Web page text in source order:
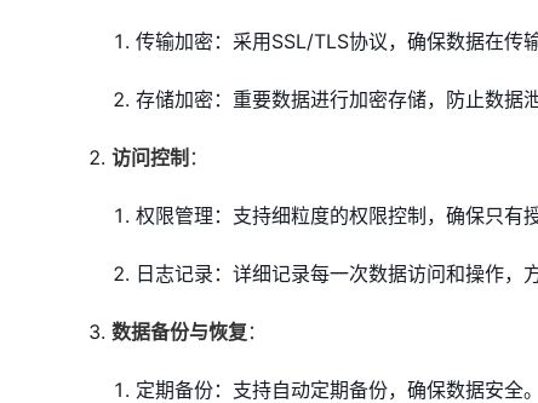
传输加密：采用SSL/TLS协议，确保数据在传
存储加密：重要数据进行加密存储，防止数据泄
访问控制 ：
权限管理：支持细粒度的权限控制，确保只有
日志记录：详细记录每一次数据访问和操作，
数据备份与恢复 ：
定期备份：支持自动定期备份，确保数据安全。